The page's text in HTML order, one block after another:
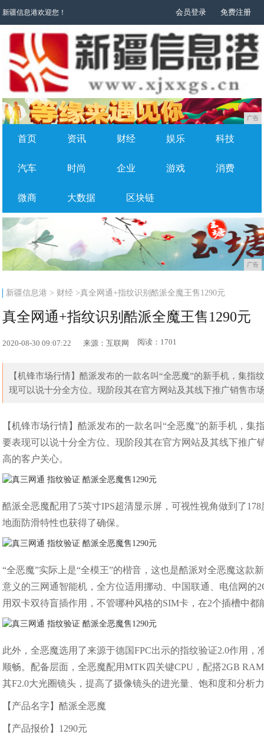
新疆信息港欢迎您！ 会员登录 免费注册
广告
首页 资讯 财经 娱乐 科技
汽车 时尚 企业 游戏 消费
微商 大数据 区块链
广告
新疆信息港 > 财经 >真全网通+指纹识别酷派全魔王售1290元
真全网通+指纹识别酷派全魔王售1290元
2020-08-30 09:07:22 来源：互联网 阅读：1701
【机锋市场行情】酷派发布的一款名叫“全恶魔”的新手机，集
现可以说十分全方位。现阶段其在官方网站及其线下推广销售市
【机锋市场行情】酷派发布的一款名叫“全恶魔”的新手机，
要表现可以说十分全方位。现阶段其在官方网站及其线下推广
高的客户关心。
酷派全恶魔配用了5英寸IPS超清显示屏，可视性视角做到了
地面防滑特性也获得了确保。
“全恶魔”实际上是“全模王”的楷音，这也是酷派对全恶魔这
意义的三网通智能机，全方位适用挪动、中国联通、电信网的
用双卡双待盲插作用，不管哪种风格的SIM卡，在2个插槽中都
此外，全恶魔选用了来源于德国FPC出示的指纹验证2.0作用
顺畅。配备层面，全恶魔配用MTK四关键CPU，配搭2GB
其F2.0大光圈镜头，提高了摄像镜头的进光量、饱和度和分析
【产品名字】酷派全恶魔
【产品报价】1290元